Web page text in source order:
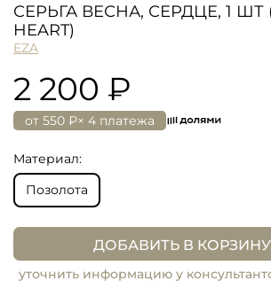
СЕРЬГА ВЕСНА, СЕРДЦЕ, 1 ШТ
HEART)
EZA
2 200 ₽
от 550 ₽× 4 платежа
Материал:
Позолота
ДОБАВИТЬ В КОРЗИНУ
уточнить информацию у